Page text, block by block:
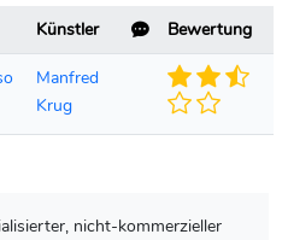
Künstler
Bewertung
Manfred
Krug
nicht-kommerzieller